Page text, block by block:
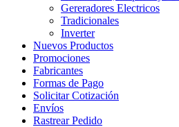
Gereradores Electricos
Tradicionales
Inverter
Nuevos Productos
Promociones
Fabricantes
Formas de Pago
Solicitar Cotización
Envíos
Rastrear Pedido